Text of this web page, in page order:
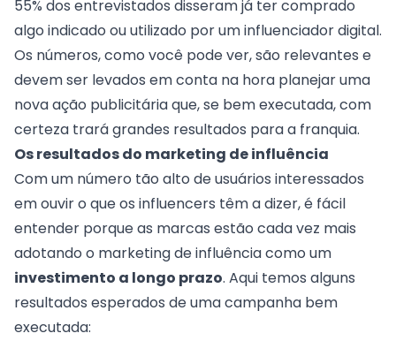
55% dos entrevistados disseram já ter comprado
algo indicado ou utilizado por um influenciador digital.
Os números, como você pode ver, são relevantes e
devem ser levados em conta na hora planejar uma
nova ação publicitária que, se bem executada, com
certeza trará grandes resultados para a franquia.
Os resultados do marketing de influência
Com um número tão alto de usuários interessados
em ouvir o que os influencers têm a dizer, é fácil
entender porque as marcas estão cada vez mais
adotando o marketing de influência como um
investimento a longo prazo. Aqui temos alguns
resultados esperados de uma campanha bem
executada: